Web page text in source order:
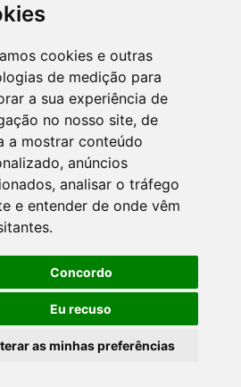
cookies e outras
de medição para
a sua experiência de
no nosso site, de
a mostrar conteúdo
anúncios
analisar o tráfego
e entender de onde vêm
Concordo
Eu recuso
as minhas preferências
Nacional
Sintegra
Previdência Social
Sitecontabil2020 - 2026
reservados